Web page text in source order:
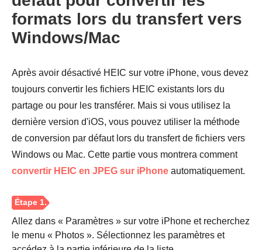
Étape 4.
formats lors du transfert vers
Windows/Mac
Après avoir désactivé HEIC sur votre iPhone, vous devez
toujours convertir les fichiers HEIC existants lors du
partage ou pour les transférer. Mais si vous utilisez la
dernière version d'iOS, vous pouvez utiliser la méthode
de conversion par défaut lors du transfert de fichiers vers
Windows ou Mac. Cette partie vous montrera comment
convertir HEIC en JPEG sur iPhone automatiquement.
Allez dans « Paramètres » sur votre iPhone et recherchez
le menu « Photos ». Sélectionnez les paramètres et